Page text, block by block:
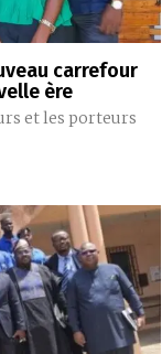
carrefour
ère
et les porteurs